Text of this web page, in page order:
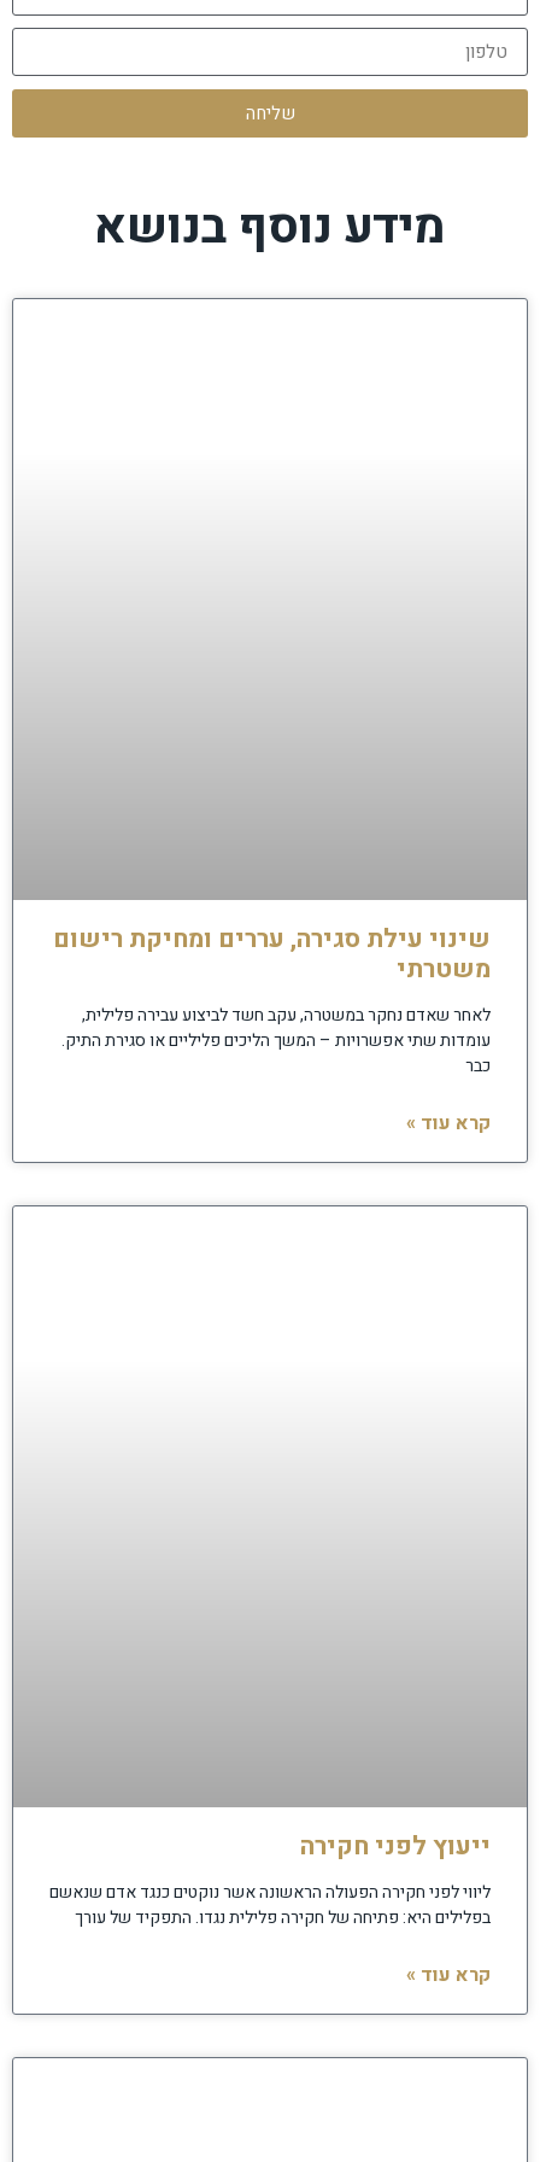
שליחה
מידע נוסף בנושא
שינוי עילת סגירה, עררים ומחיקת רישום
משטרתי
לאחר שאדם נחקר במשטרה, עקב חשד לביצוע עבירה פלילית,
עומדות שתי אפשרויות – המשך הליכים פליליים או סגירת התיק.
כבר
קרא עוד »
ייעוץ לפני חקירה
ליווי לפני חקירה הפעולה הראשונה אשר נוקטים כנגד אדם שנאשם
בפלילים היא: פתיחה של חקירה פלילית נגדו. התפקיד של עורך
קרא עוד »